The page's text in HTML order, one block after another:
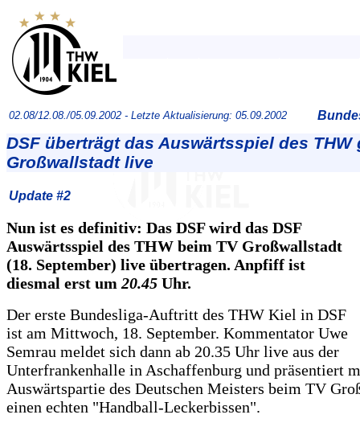
02.08/12.08./05.09.2002 - Letzte Aktualisierung: 05.09.2002
DSF überträgt das Auswärtsspiel des THW
Großwallstadt live
Update #2
Nun ist es definitiv: Das DSF wird das DSF
Auswärtsspiel des THW beim TV Großwallstadt
(18. September) live übertragen. Anpfiff ist
diesmal erst um 20.45 Uhr.
Der erste Bundesliga-Auftritt des THW Kiel in DSF
ist am Mittwoch, 18. September. Kommentator Uwe
Semrau meldet sich dann ab 20.35 Uhr live aus der
Unterfrankenhalle in Aschaffenburg und präsentiert
Auswärtspartie des Deutschen Meisters beim TV
einen echten "Handball-Leckerbissen".